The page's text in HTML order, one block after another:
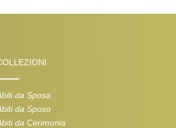
da Sposa
da Sposo
da Cerimonia